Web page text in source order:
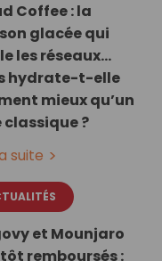
Coffee : la
glacée qui
les réseaux…
hydrate-t-elle
mieux qu’un
classique ?
suite
et Mounjaro
remboursés :